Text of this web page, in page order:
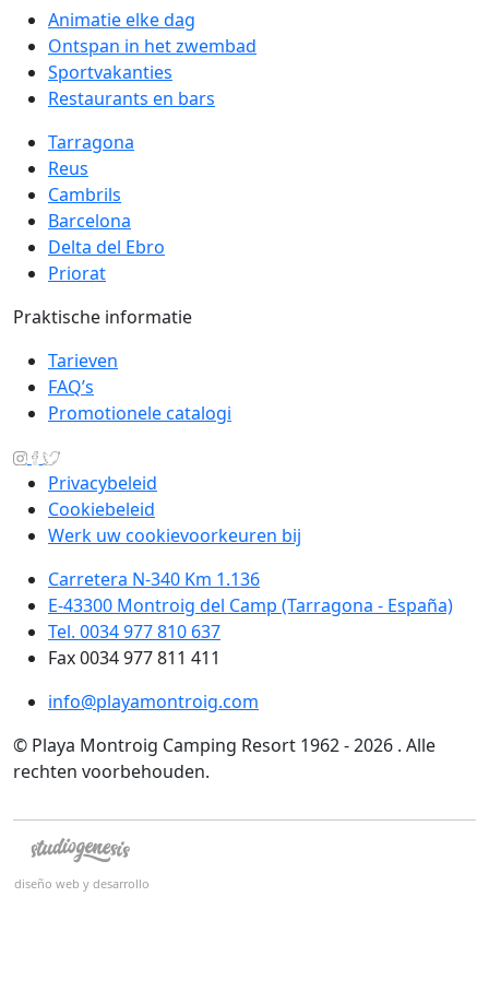
Animatie elke dag
Ontspan in het zwembad
Sportvakanties
Restaurants en bars
Tarragona
Reus
Cambrils
Barcelona
Delta del Ebro
Priorat
Praktische informatie
Tarieven
FAQ’s
Promotionele catalogi
Privacybeleid
Cookiebeleid
Werk uw cookievoorkeuren bij
Carretera N-340 Km 1.136
E-43300 Montroig del Camp (Tarragona - España)
Tel. 0034 977 810 637
Fax 0034 977 811 411
info@playamontroig.com
© Playa Montroig Camping Resort 1962 - 2026 . Alle
rechten voorbehouden.